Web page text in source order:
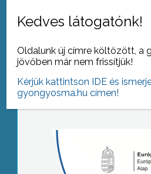
Tovább az
Kedves látogatónk!
Oldalunk új címre költözött, a
jövőben már nem frissítjük!
Kérjük kattintson IDE és
gyongyosma.hu címen!